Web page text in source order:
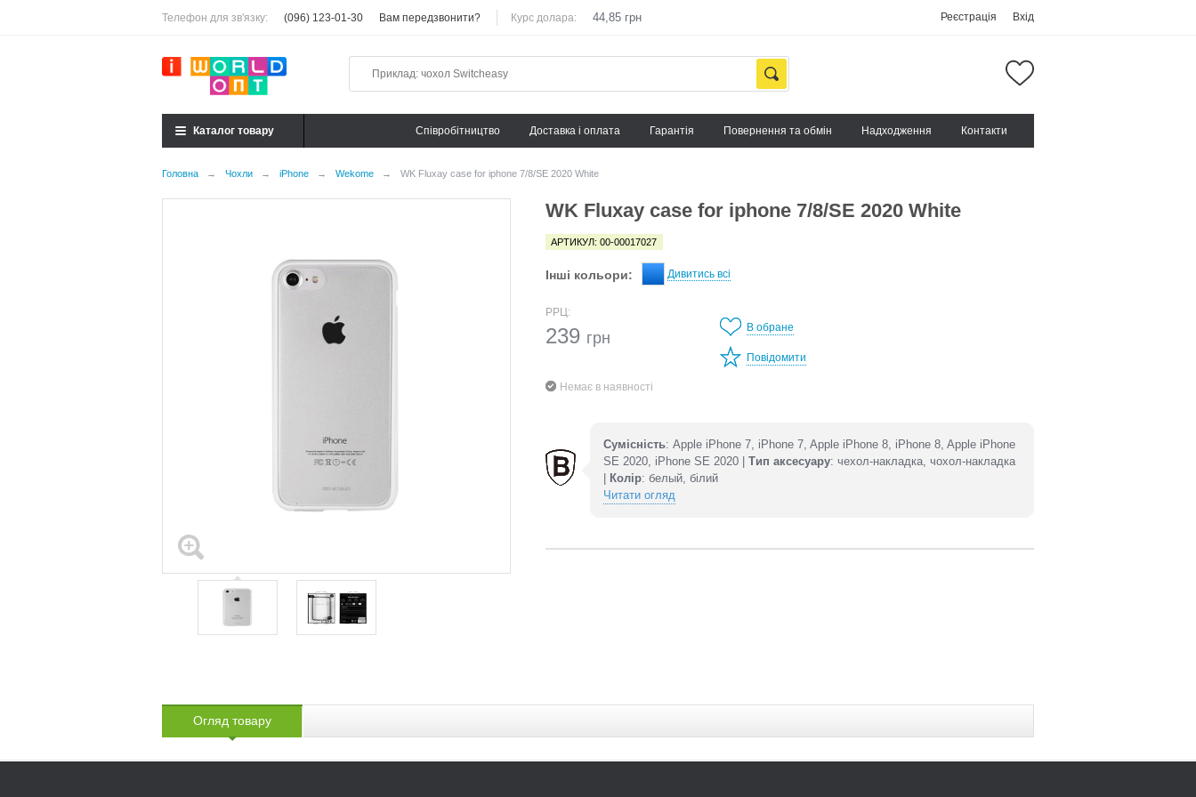
Каталог товару Cпівробітництво Доставка і оплата Гарантія Повернення та обмін Надходження Контакти
Телефон для зв'язку: (096) 123-01-30 Вам передзвонити? Курс долара: 44,85 грн Реєстрація Вхід
Головна → Чохли → iPhone → Wekome → WK Fluxay case for iphone 7/8/SE 2020 White
WK Fluxay case for iphone 7/8/SE 2020 White
АРТИКУЛ: 00-00017027
Інші кольори: Дивитись всі
РРЦ:
239 грн
Немає в наявності
В обране
Повідомити
Сумісність: Apple iPhone 7, iPhone 7, Apple iPhone 8, iPhone 8, Apple iPhone
SE 2020, iPhone SE 2020 |Тип аксесуару: чехол-накладка, чохол-накладка
Колір: белый, білий
Читати огляд
Огляд товару